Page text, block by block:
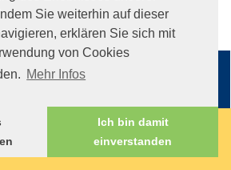
Sie weiterhin auf dieser
erklären Sie sich mit
von Cookies
Mehr Infos
Ich bin damit
einverstanden